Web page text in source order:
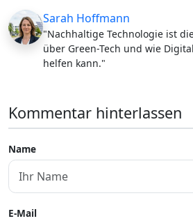
Sarah Hoffmann
"Nachhaltige Technologie ist
über Green-Tech und wie
helfen kann."
Kommentar hinterlassen
Name
E-Mail